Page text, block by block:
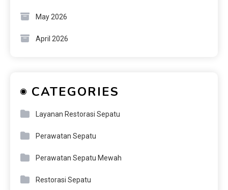
May 2026
April 2026
CATEGORIES
Layanan Restorasi Sepatu
Perawatan Sepatu
Perawatan Sepatu Mewah
Restorasi Sepatu